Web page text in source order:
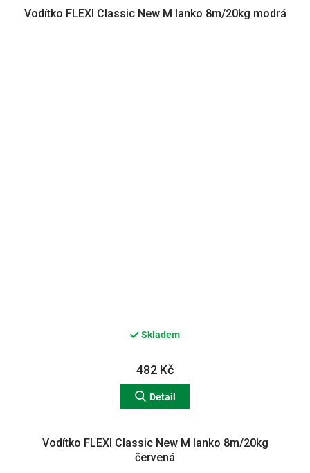
Vodítko FLEXI Classic New M lanko 8m/20kg modrá
Skladem
482 Kč
Detail
Vodítko FLEXI Classic New M lanko 8m/20kg
červená